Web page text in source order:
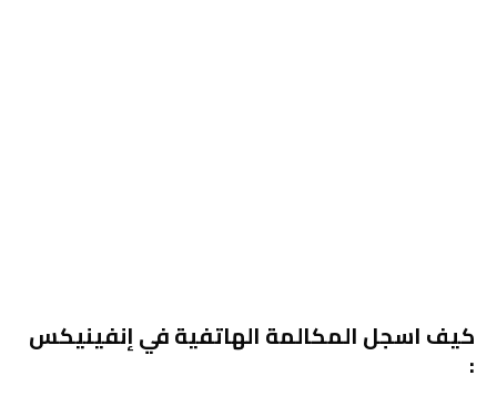
كيف اسجل المكالمة الهاتفية في إنفينيكس
: